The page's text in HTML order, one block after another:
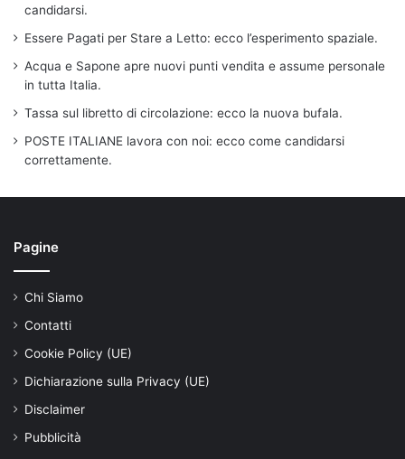
candidarsi.
Essere Pagati per Stare a Letto: ecco l’esperimento spaziale.
Acqua e Sapone apre nuovi punti vendita e assume personale
in tutta Italia.
Tassa sul libretto di circolazione: ecco la nuova bufala.
POSTE ITALIANE lavora con noi: ecco come candidarsi
correttamente.
Pagine
Chi Siamo
Contatti
Cookie Policy (UE)
Dichiarazione sulla Privacy (UE)
Disclaimer
Pubblicità